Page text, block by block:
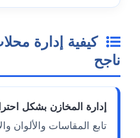
كيفية إدارة
ناجح
إدارة المخازن بشكل
تابع المقاسات والألوان